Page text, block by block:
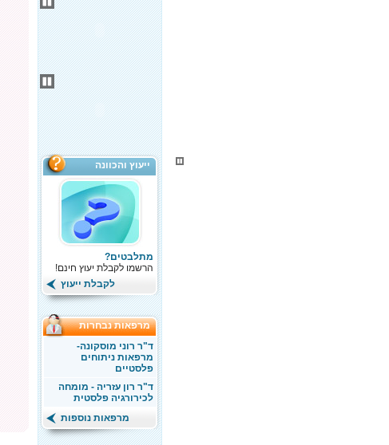
ייעוץ והכוונה
מתלבטים?
הרשמו לקבלת יעוץ חינם!
לקבלת ייעוץ
מרפאות נבחרות
ד"ר רוני מוסקונה-
מרפאות ניתוחים
פלסטיים
ד"ר רון עזריה - מומחה
לכירורגיה פלסטית
מרפאות נוספות